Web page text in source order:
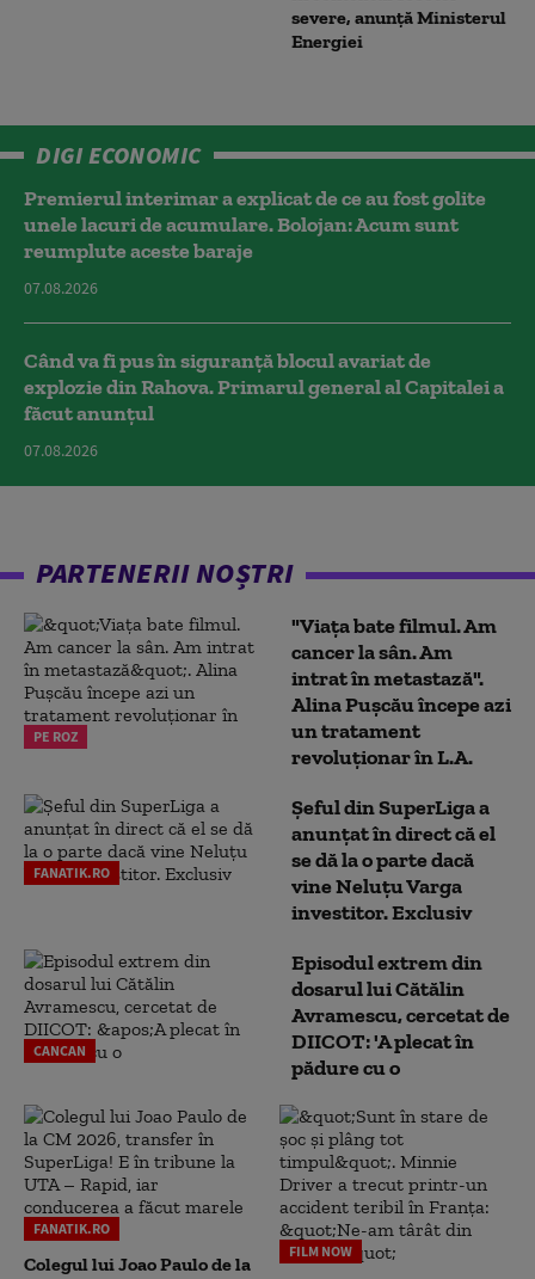
severe, anunță Ministerul
Energiei
DIGI ECONOMIC
Premierul interimar a explicat de ce au fost golite
unele lacuri de acumulare. Bolojan: Acum sunt
reumplute aceste baraje
07.08.2026
Când va fi pus în siguranță blocul avariat de
explozie din Rahova. Primarul general al Capitalei a
făcut anunțul
07.08.2026
PARTENERII NOȘTRI
PE ROZ
"Viața bate filmul. Am
cancer la sân. Am
intrat în metastază".
Alina Pușcău începe azi
un tratament
revoluționar în L.A.
FANATIK.RO
Șeful din SuperLiga a
anunțat în direct că el
se dă la o parte dacă
vine Neluțu Varga
investitor. Exclusiv
CANCAN
Episodul extrem din
dosarul lui Cătălin
Avramescu, cercetat de
DIICOT: 'A plecat în
pădure cu o
FANATIK.RO
Colegul lui Joao Paulo de la
FILM NOW